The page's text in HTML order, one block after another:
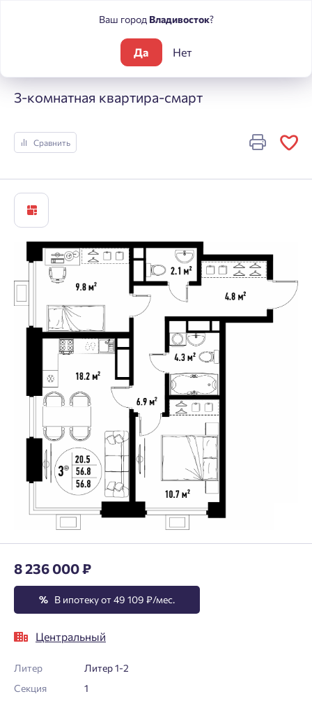
Центральный
3-комнатная квартира-смарт
Сравнить
8 236 000 ₽
% В ипотеку от 49 109 ₽/мес.
Центральный
Литер
Литер 1-2
Секция
1
Ваш город Владивосток?
Да Нет